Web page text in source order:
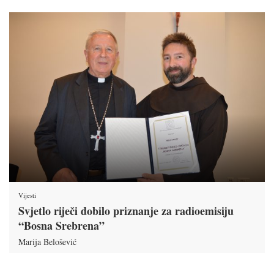
Vijesti
Svjetlo riječi dobilo priznanje za radioemisiju
“Bosna Srebrena”
Marija Belošević